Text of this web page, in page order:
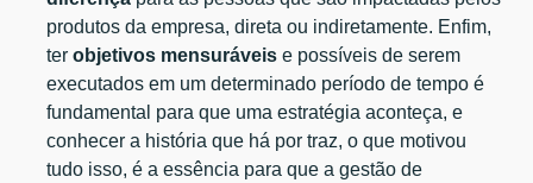
produtos da empresa, direta ou indiretamente. Enfim,
terobjetivos mensuráveis e possíveis de serem
executados em um determinado período de tempo é
fundamental para que uma estratégia aconteça, e
conhecer a história que há por traz, o que motivou
tudo isso, é a essência para que a gestão de